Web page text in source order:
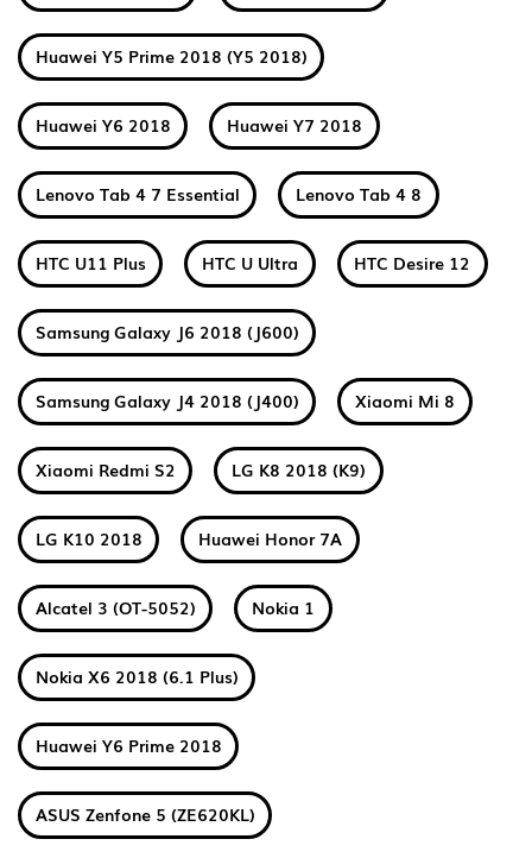
Huawei Y5 Prime 2018 (Y5 2018)
Huawei Y6 2018 Huawei Y7 2018
Lenovo Tab 4 7 Essential Lenovo Tab 4 8
HTC U11 Plus HTC U Ultra HTC Desire 12
Samsung Galaxy J6 2018 (J600)
Samsung Galaxy J4 2018 (J400) Xiaomi Mi 8
Xiaomi Redmi S2 LG K8 2018 (K9)
LG K10 2018 Huawei Honor 7A
Alcatel 3 (OT-5052) Nokia 1
Nokia X6 2018 (6.1 Plus)
Huawei Y6 Prime 2018
ASUS Zenfone 5 (ZE620KL)